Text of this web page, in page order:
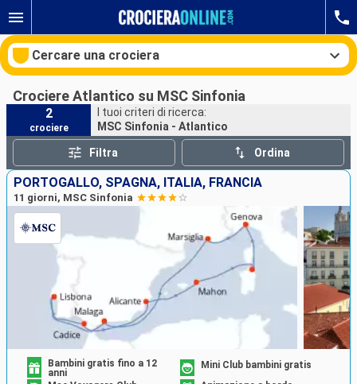
Cercare una crociera
Le nostre destinazioni
Mesi di partenza
Porti Compagnie
Ricerca
Crociere Atlantico su MSC Sinfonia
2
crociere
I tuoi criteri di ricerca:
MSC Sinfonia - Atlantico
Filtra Ordina
PORTOGALLO, SPAGNA, ITALIA, FRANCIA
11 giorni, MSC Sinfonia
Bambini gratis fino a 12
anni
Mini Club bambini gratis